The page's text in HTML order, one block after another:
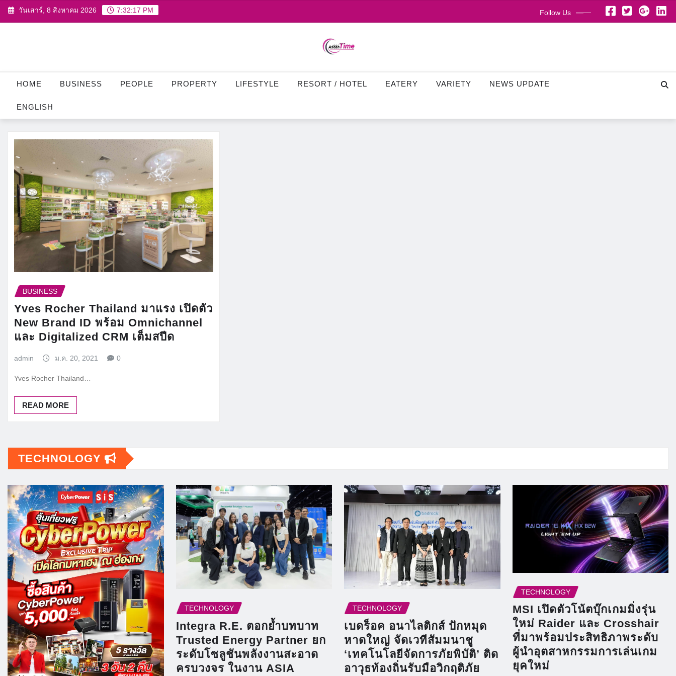
Skip วันเสาร์, 8 สิงหาคม 2026 7:32:17 PM Follow Us
HOME BUSINESS PEOPLE PROPERTY LIFESTYLE RESORT / HOTEL EATERY VARIETY NEWS UPDATE
ENGLISH
BUSINESS
Yves Rocher Thailand มาแรง​ เปิดตัว​
New Brand ID พร้อม Omnichannel
และ Digitalized CRM เต็มสปีด
admin ม.ค. 20, 2021 0
Yves Rocher Thailand…
READ MORE
TECHNOLOGY
TECHNOLOGY
Integra R.E. ตอกย้ำบทบาท
Trusted Energy Partner ยก
ระดับโซลูชันพลังงานสะอาด
ครบวงจร ในงาน ASIA
TECHNOLOGY
เบดร็อค อนาไลติกส์ ปักหมุด
หาดใหญ่ จัดเวทีสัมมนาชู
‘เทคโนโลยีจัดการภัยพิบัติ’ ติด
อาวุธท้องถิ่นรับมือวิกฤติภัย
TECHNOLOGY
MSI เปิดตัวโน้ตบุ๊กเกมมิ่งรุ่น
ใหม่ Raider และ Crosshair
ที่มาพร้อมประสิทธิภาพระดับ
ผู้นำอุตสาหกรรมการเล่นเกม
ยุคใหม่